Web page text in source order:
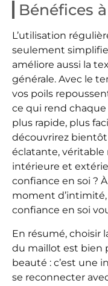
Bénéfices
L’utilisation
seulement
améliore aussi la
générale. Avec le
vos poils
ce qui rend chaque
plus rapide, plus
découvrirez
éclatante,
intérieure et
confiance en soi ?
moment
confiance en soi
En résumé, choisir
du maillot est bien
beauté : c’est une
se reconnecter